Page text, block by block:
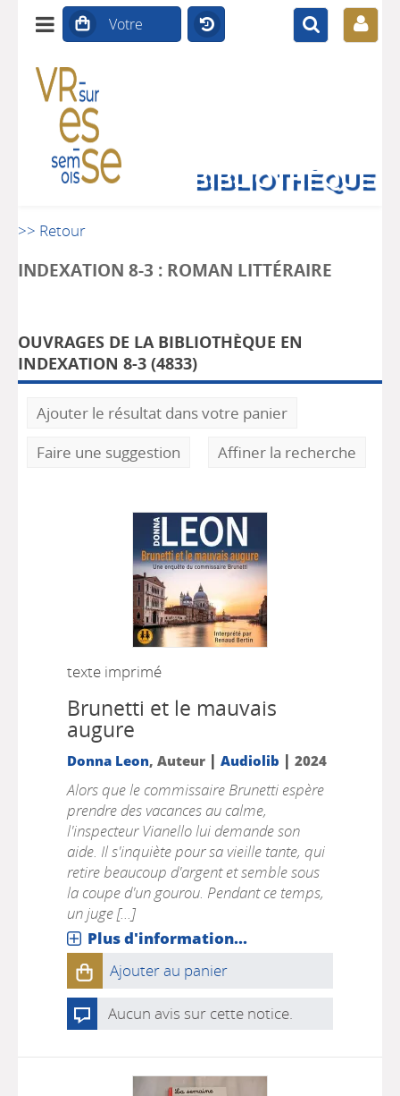
BIBLIOTHÈQUE
>> Retour
INDEXATION 8-3 : ROMAN LITTÉRAIRE
OUVRAGES DE LA BIBLIOTHÈQUE EN
INDEXATION 8-3 (4833)
Ajouter le résultat dans votre panier
Faire une suggestion
Affiner la recherche
texte imprimé
Brunetti et le mauvais
augure
Donna Leon, Auteur | Audiolib | 2024
Alors que le commissaire Brunetti espère
prendre des vacances au calme,
l'inspecteur Vianello lui demande son
aide. Il s'inquiète pour sa vieille tante, qui
retire beaucoup d'argent et semble sous
la coupe d'un gourou. Pendant ce temps,
un juge [...]
Plus d'information...
Ajouter au panier
Aucun avis sur cette notice.